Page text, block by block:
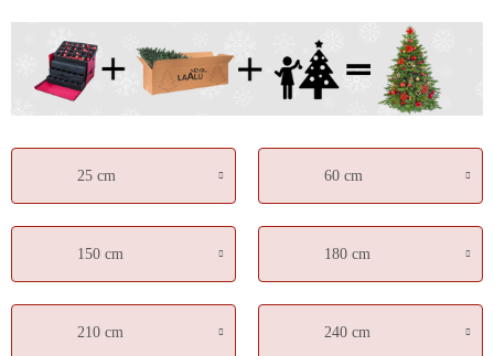
25 cm 60 cm
150 cm 180 cm
210 cm 240 cm